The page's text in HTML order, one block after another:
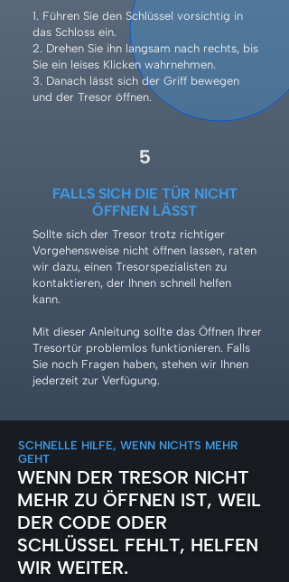
1. Führen Sie den Schlüssel vorsichtig in
das Schloss ein.
2. Drehen Sie ihn langsam nach rechts, bis
Sie ein leises Klicken wahrnehmen.
3. Danach lässt sich der Griff bewegen
und der Tresor öffnen.
5
FALLS SICH DIE TÜR NICHT
ÖFFNEN LÄSST
Sollte sich der Tresor trotz richtiger
Vorgehensweise nicht öffnen lassen, raten
wir dazu, einen Tresorspezialisten zu
kontaktieren, der Ihnen schnell helfen
kann.
Mit dieser Anleitung sollte das Öffnen Ihrer
Tresortür problemlos funktionieren. Falls
Sie noch Fragen haben, stehen wir Ihnen
jederzeit zur Verfügung.
SCHNELLE HILFE, WENN NICHTS MEHR
GEHT
WENN DER TRESOR NICHT
MEHR ZU ÖFFNEN IST, WEIL
DER CODE ODER
SCHLÜSSEL FEHLT, HELFEN
WIR WEITER.